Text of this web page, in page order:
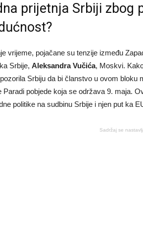
prijetnja Srbiji zbog
vrijeme, pojačane su tenzije između
Srbije, Aleksandra Vučića, Moskvi.
Srbiju da bi članstvo u ovom bloku
Paradi pobjede koja se održava 9. maja.
politike na sudbinu Srbije i njen put ka
Sadržaj se